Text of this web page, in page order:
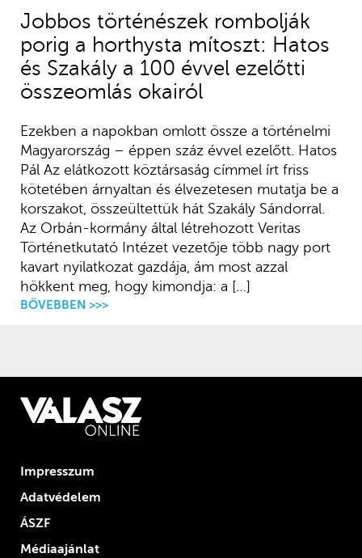
Jobbos történészek rombolják
porig a horthysta mítoszt: Hatos
és Szakály a 100 évvel ezelőtti
összeomlás okairól
Ezekben a napokban omlott össze a történelmi
Magyarország – éppen száz évvel ezelőtt. Hatos
Pál Az elátkozott köztársaság címmel írt friss
kötetében árnyaltan és élvezetesen mutatja be a
korszakot, összeültettük hát Szakály Sándorral.
Az Orbán-kormány által létrehozott Veritas
Történetkutató Intézet vezetője több nagy port
kavart nyilatkozat gazdája, ám most azzal
hökkent meg, hogy kimondja: a […]
BŐVEBBEN >>>
Impresszum
Adatvédelem
ÁSZF
Médiaajánlat